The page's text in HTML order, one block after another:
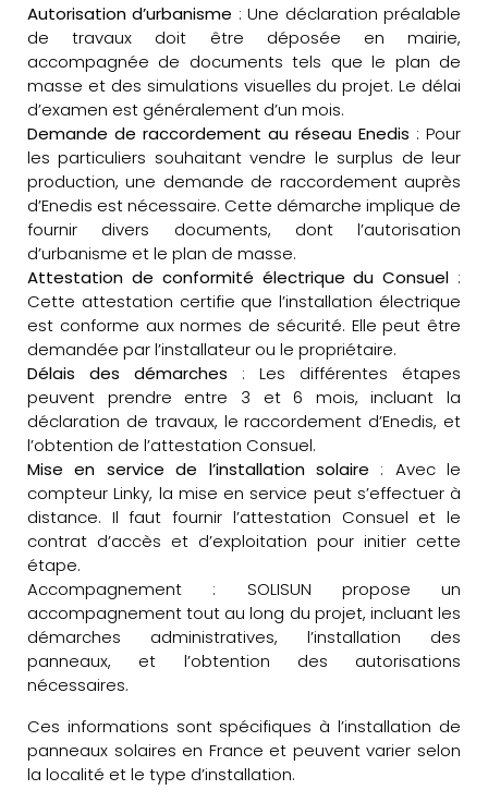
Autorisation d’urbanisme : Une déclaration préalable
de travaux doit être déposée en mairie,
accompagnée de documents tels que le plan de
masse et des simulations visuelles du projet. Le délai
d’examen est généralement d’un mois.
Demande de raccordement au réseau Enedis : Pour
les particuliers souhaitant vendre le surplus de leur
production, une demande de raccordement auprès
d’Enedis est nécessaire. Cette démarche implique de
fournir divers documents, dont l’autorisation
d’urbanisme et le plan de masse.
Attestation de conformité électrique du Consuel :
Cette attestation certifie que l’installation électrique
est conforme aux normes de sécurité. Elle peut être
demandée par l’installateur ou le propriétaire.
Délais des démarches : Les différentes étapes
peuvent prendre entre 3 et 6 mois, incluant la
déclaration de travaux, le raccordement d’Enedis, et
l’obtention de l’attestation Consuel.
Mise en service de l’installation solaire : Avec le
compteur Linky, la mise en service peut s’effectuer à
distance. Il faut fournir l’attestation Consuel et le
contrat d’accès et d’exploitation pour initier cette
étape.
Accompagnement : SOLISUN propose un
accompagnement tout au long du projet, incluant les
démarches administratives, l’installation des
panneaux, et l’obtention des autorisations
nécessaires.
Ces informations sont spécifiques à l’installation de
panneaux solaires en France et peuvent varier selon
la localité et le type d’installation.